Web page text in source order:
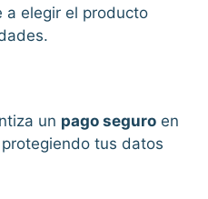
a elegir el producto
un pago seguro en
tus datos